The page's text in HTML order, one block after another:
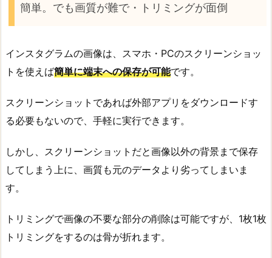
簡単。でも画質が難で・トリミングが面倒
インスタグラムの画像は、スマホ・PCのスクリーンショッ
トを使えば簡単に端末への保存が可能です。
スクリーンショットであれば外部アプリをダウンロードす
る必要もないので、手軽に実行できます。
しかし、スクリーンショットだと画像以外の背景まで保存
してしまう上に、画質も元のデータより劣ってしまいま
す。
トリミングで画像の不要な部分の削除は可能ですが、1枚1枚
トリミングをするのは骨が折れます。